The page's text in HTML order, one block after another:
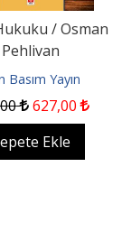
/ Osman
Pehlivan
Basım Yayın
627,00
Ekle